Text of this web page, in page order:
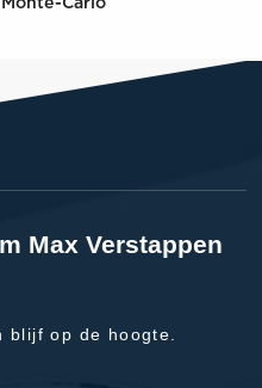
Monte-Carlo
Max Verstappen
blijf op de hoogte.